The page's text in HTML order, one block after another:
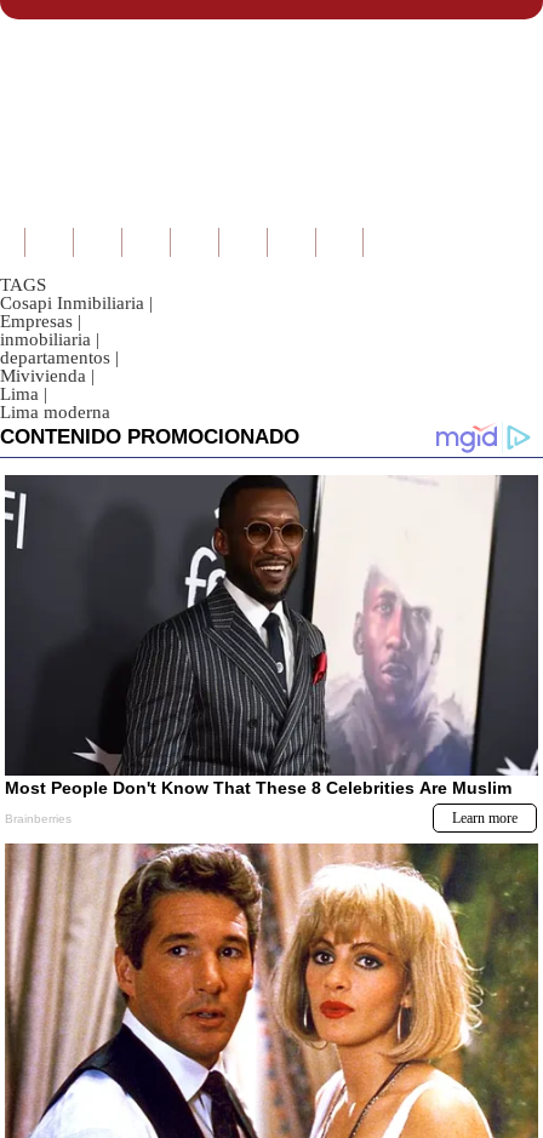
TAGS
Cosapi Inmibiliaria |
Empresas |
inmobiliaria |
departamentos |
Mivivienda |
Lima |
Lima moderna